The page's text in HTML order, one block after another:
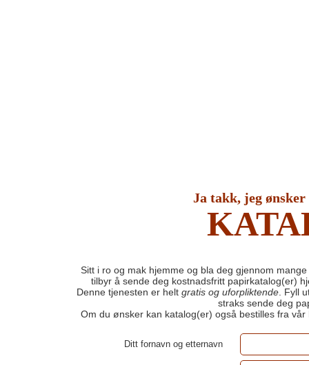
Ja takk, jeg
Sitt i ro og mak hjemme og bla deg gjennom
tilbyr å sende deg kostnadsfritt papirkatalog(er)
Denne tjenesten er helt gratis og uforpliktende . Fyll
straks sende deg
Om du ønsker kan katalog(er) også bestilles fra
Ditt fornavn og etternavn